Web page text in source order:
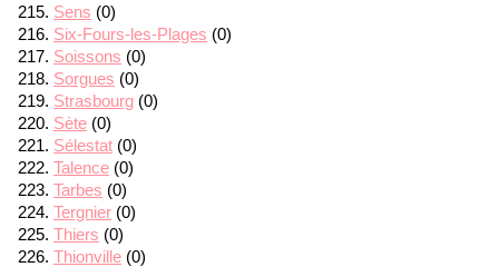
Sens (0)
Six-Fours-les-Plages (0)
Soissons (0)
Sorgues (0)
Strasbourg (0)
Sète (0)
Sélestat (0)
Talence (0)
Tarbes (0)
Tergnier (0)
Thiers (0)
Thionville (0)